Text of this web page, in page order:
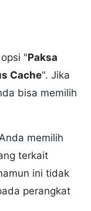
"Paksa
Cache". Jika
bisa memilih
memilih
terkait
ini tidak
perangkat